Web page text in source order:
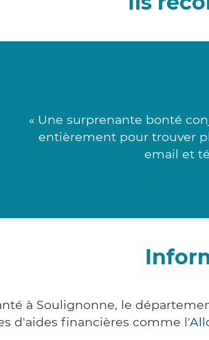
« Une surprenante bonté
entièrement pour trouver
email et
à Soulignonne, le
d'aides financières comme